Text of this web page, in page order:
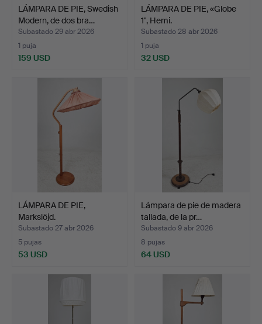
LÁMPARA DE PIE, Swedish
Modern, de dos bra…
Subastado 29 abr 2026
1 puja
159 USD
LÁMPARA DE PIE, «Globe
1", Hemi.
Subastado 28 abr 2026
1 puja
32 USD
LÁMPARA DE PIE,
Markslöjd.
Subastado 27 abr 2026
5 pujas
53 USD
Lámpara de pie de madera
tallada, de la pr…
Subastado 9 abr 2026
8 pujas
64 USD